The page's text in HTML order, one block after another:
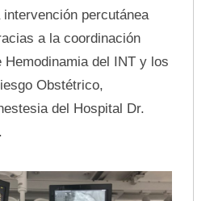
percutánea
a la coordinación
Hemodinamia del INT y los
Obstétrico,
del Hospital Dr.